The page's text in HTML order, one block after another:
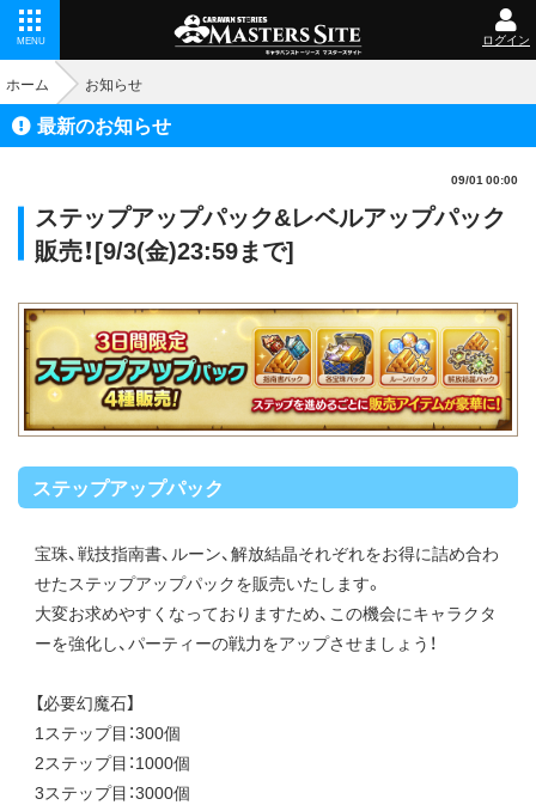
MENU ログイン
ホーム お知らせ
最新のお知らせ
09/01 00:00
ステップアップパック&レベルアップパック
販売！[9/3(金)23:59まで]
ステップアップパック
宝珠、戦技指南書、ルーン、解放結晶それぞれをお得に詰め合わ
せたステップアップパックを販売いたします。
大変お求めやすくなっておりますため、この機会にキャラクタ
ーを強化し、パーティーの戦力をアップさせましょう！
【必要幻魔石】
1ステップ目：300個
2ステップ目：1000個
3ステップ目：3000個